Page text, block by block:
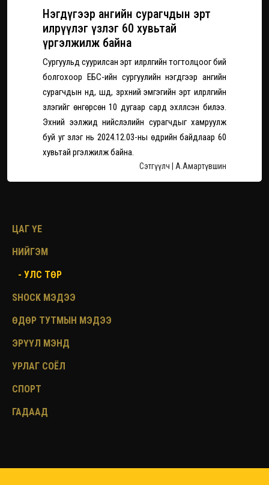
Нэгдүгээр ангийн сурагчдын эрт
илрүүлэг үзлэг 60 хувьтай
үргэлжилж байна
Сургуульд суурилсан эрт илрүүлгийн тогтолцоог бий
болгохоор ЕБС-ийн сургуулийн нэгдүгээр ангийн
сурагчдын нүд, шүд, зүрхний эмгэгийн эрт илрүүлгийн
үзлэгийг өнгөрсөн 10 дугаар сард эхлүүлсэн билээ.
Эхний ээлжид нийслэлийн сурагчдыг хамруулж
буй уг үзлэг нь 2024.12.03-ны өдрийн байдлаар 60
хувьтай үргэлжилж байна.
Сэтгүүлч | А.Амартүвшин
ЦАГ ҮЕ
НИЙГЭМ
- УЛС ТӨР
SHOCK МЭДЭЭ
ӨДӨР ТУТМЫН МЭДЭЭ
ЭРҮҮЛ МЭНД
УРЛАГ СОЁЛ
СПОРТ
ГАДААД